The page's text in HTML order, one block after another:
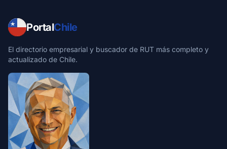
PortalChile
El directorio empresarial y buscador de RUT más completo y
actualizado de Chile.